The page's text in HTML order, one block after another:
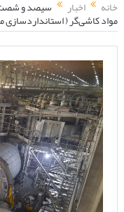
خانه اخبار سیصد و شصت
مواد کاشی‌گر ( استانداردسازی